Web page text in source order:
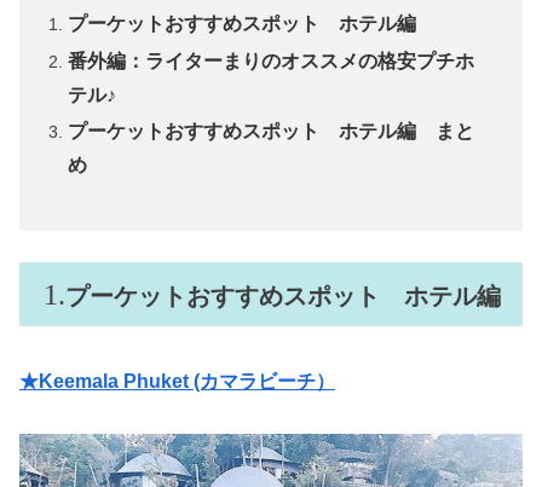
プーケットおすすめスポット ホテル編
番外編：ライターまりのオススメの格安プチホ
テル♪
プーケットおすすめスポット ホテル編 まと
め
プーケットおすすめスポット ホテル編
★Keemala Phuket (カマラビーチ）